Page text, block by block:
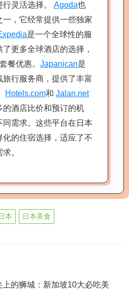
灵活选择。 Agoda也
一，它经常提供一些独家
是一个全球性的服
更多全球酒店的选择，
餐优惠。 Japanican是
行服务商，提供了丰富
Hotels.com和 Jalan.net
的酒店比价和预订的机
需求。这些平台在日本
的住宿选择，适应了不
。
本 日本美食
上的狮城：新加坡10大必吃美